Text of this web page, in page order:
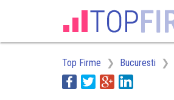
Top Firme Bucuresti